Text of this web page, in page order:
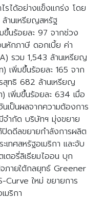
รได้อย่างแข็งแกร่ง โดย
านเหรียญสหรัฐ
ขึ้นร้อยละ 97 จากช่วง
หักภาษี ดอกเบี้ย ค่า
รวม 1,543 ล้านเหรียญ
เพิ่มขึ้นร้อยละ 165 จาก
สุทธิ 682 ล้านเหรียญ
เพิ่มขึ้นร้อยละ 634 เมื่อ
เป็นผลจากความต้องการ
จำกัด บริษัทฯ มุ่งขยาย
ดดีลขยายกำลังการผลิต
เทศสหรัฐอเมริกา และจับ
ตอรี่ลิเธียมไออน บุก
ภายใต้กลยุทธ์ Greener
ใหม่ ขยายการ
มริกา